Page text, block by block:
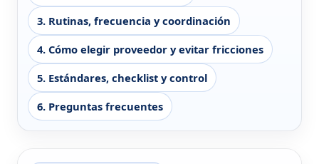
3. Rutinas, frecuencia y coordinación
4. Cómo elegir proveedor y evitar fricciones
5. Estándares, checklist y control
6. Preguntas frecuentes